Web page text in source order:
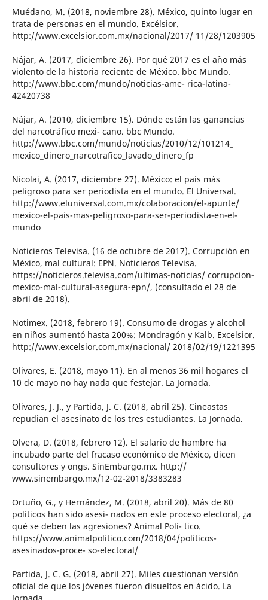
Muédano, M. (2018, noviembre 28). México, quinto lugar en
trata de personas en el mundo. Excélsior.
http://www.excelsior.com.mx/nacional/2017/ 11/28/1203905
Nájar, A. (2017, diciembre 26). Por qué 2017 es el año más
violento de la historia reciente de México. bbc Mundo.
http://www.bbc.com/mundo/noticias-ame- rica-latina-
42420738
Nájar, A. (2010, diciembre 15). Dónde están las ganancias
del narcotráfico mexi- cano. bbc Mundo.
http://www.bbc.com/mundo/noticias/2010/12/101214_
mexico_dinero_narcotrafico_lavado_dinero_fp
Nicolai, A. (2017, diciembre 27). México: el país más
peligroso para ser periodista en el mundo. El Universal.
http://www.eluniversal.com.mx/colaboracion/el-apunte/
mexico-el-pais-mas-peligroso-para-ser-periodista-en-el-
mundo
Noticieros Televisa. (16 de octubre de 2017). Corrupción en
México, mal cultural: EPN. Noticieros Televisa.
https://noticieros.televisa.com/ultimas-noticias/ corrupcion-
mexico-mal-cultural-asegura-epn/, (consultado el 28 de
abril de 2018).
Notimex. (2018, febrero 19). Consumo de drogas y alcohol
en niños aumentó hasta 200%: Mondragón y Kalb. Excelsior.
http://www.excelsior.com.mx/nacional/ 2018/02/19/1221395
Olivares, E. (2018, mayo 11). En al menos 36 mil hogares el
10 de mayo no hay nada que festejar. La Jornada.
Olivares, J. J., y Partida, J. C. (2018, abril 25). Cineastas
repudian el asesinato de los tres estudiantes. La Jornada.
Olvera, D. (2018, febrero 12). El salario de hambre ha
incubado parte del fracaso económico de México, dicen
consultores y ongs. SinEmbargo.mx. http://
www.sinembargo.mx/12-02-2018/3383283
Ortuño, G., y Hernández, M. (2018, abril 20). Más de 80
políticos han sido asesi- nados en este proceso electoral, ¿a
qué se deben las agresiones? Animal Polí- tico.
https://www.animalpolitico.com/2018/04/politicos-
asesinados-proce- so-electoral/
Partida, J. C. G. (2018, abril 27). Miles cuestionan versión
oficial de que los jóvenes fueron disueltos en ácido. La